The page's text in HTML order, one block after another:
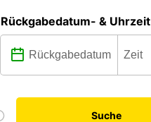
Rückgabedatum- & Uhrzeit
Suche